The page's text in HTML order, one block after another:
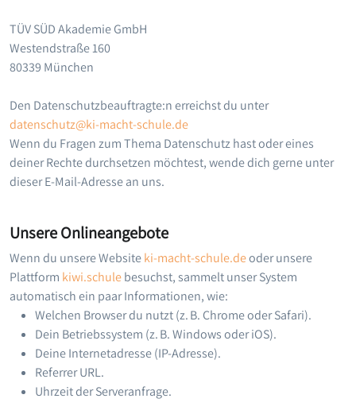
TÜV SÜD Akademie GmbH
Westendstraße 160
80339 München
Den Datenschutzbeauftragte:n erreichst du unter
datenschutz@ki-macht-schule.de
Wenn du Fragen zum Thema Datenschutz hast oder eines
deiner Rechte durchsetzen möchtest, wende dich gerne unter
dieser E-Mail-Adresse an uns.
Unsere Onlineangebote
Wenn du unsere Websiteki-macht-schule.deoder unsere
Plattform kiwi.schulebesuchst, sammelt unser System
automatisch ein paar Informationen, wie:
Welchen Browser du nutzt (z. B. Chrome oder Safari).
Dein Betriebssystem (z. B. Windows oder iOS).
Deine Internetadresse (IP-Adresse).
Referrer URL.
Uhrzeit der Serveranfrage.